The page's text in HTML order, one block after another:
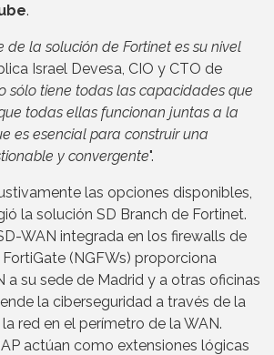
.
la solución de Fortinet es su nivel
Israel Devesa, CIO y CTO de
sólo tiene todas las capacidades que
todas ellas funcionan juntas a la
es esencial para construir una
y convergente".
las opciones disponibles,
la solución SD Branch de Fortinet.
WAN integrada en los firewalls de
(NGFWs) proporciona
a su sede de Madrid y a otras oficinas
la ciberseguridad a través de la
red en el perímetro de la WAN.
actúan como extensiones lógicas